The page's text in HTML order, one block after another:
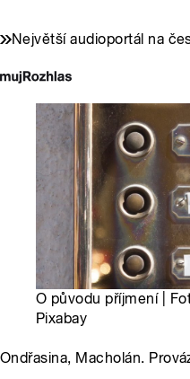
Největší audioportál na
O původu příjmení |
Pixabay
Ondřasina, Macholán.